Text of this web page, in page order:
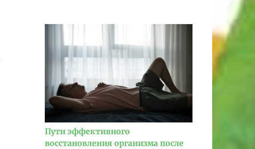
Пути эффективного
восстановления организма после